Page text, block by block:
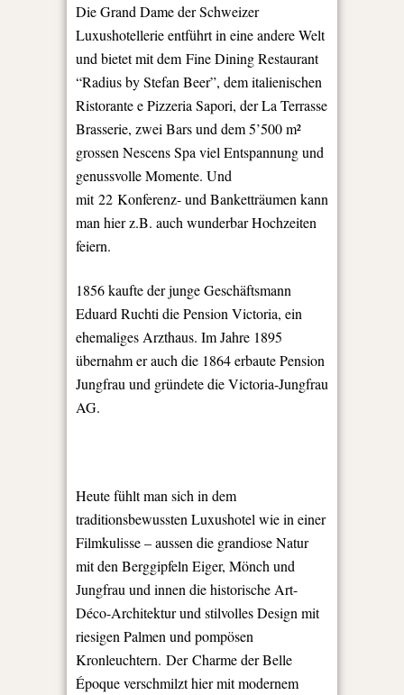
Die Grand Dame der Schweizer
Luxushotellerie entführt in eine andere Welt
und bietet mit dem Fine Dining Restaurant
“Radius by Stefan Beer”, dem italienischen
Ristorante e Pizzeria Sapori, der La Terrasse
Brasserie, zwei Bars und dem 5’500 m²
grossen Nescens Spa viel Entspannung und
genussvolle Momente. Und
mit 22 Konferenz- und Banketträumen kann
man hier z.B. auch wunderbar Hochzeiten
feiern.
1856 kaufte der junge Geschäftsmann
Eduard Ruchti die Pension Victoria, ein
ehemaliges Arzthaus. Im Jahre 1895
übernahm er auch die 1864 erbaute Pension
Jungfrau und gründete die Victoria-Jungfrau
AG.
Heute fühlt man sich in dem
traditionsbewussten Luxushotel wie in einer
Filmkulisse – aussen die grandiose Natur
mit den Berggipfeln Eiger, Mönch und
Jungfrau und innen die historische Art-
Déco-Architektur und stilvolles Design mit
riesigen Palmen und pompösen
Kronleuchtern. Der Charme der Belle
Époque verschmilzt hier mit modernem